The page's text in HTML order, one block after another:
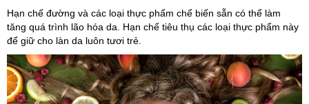
Hạn chế đường và các loại thực phẩm chế biến sẵn có thể làm
tăng quá trình lão hóa da. Hạn chế tiêu thụ các loại thực phẩm này
để giữ cho làn da luôn tươi trẻ.